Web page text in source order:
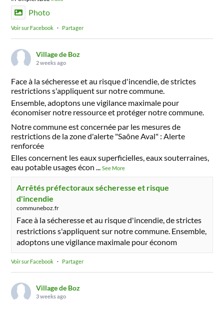
Photo
Voir sur Facebook · Partager
Village de Boz
2 weeks ago
Face à la sécheresse et au risque d'incendie, de strictes
restrictions s'appliquent sur notre commune.
Ensemble, adoptons une vigilance maximale pour
économiser notre ressource et protéger notre commune.
Notre commune est concernée par les mesures de
restrictions de la zone d'alerte "Saône Aval" : Alerte
renforcée
Elles concernent les eaux superficielles, eaux souterraines,
eau potable usages écon ...See More
Arrêtés préfectoraux sécheresse et risque
d'incendie
communeboz.fr
Face à la sécheresse et au risque d'incendie, de strictes
restrictions s'appliquent sur notre commune. Ensemble,
adoptons une vigilance maximale pour économ
Voir sur Facebook · Partager
Village de Boz
3 weeks ago